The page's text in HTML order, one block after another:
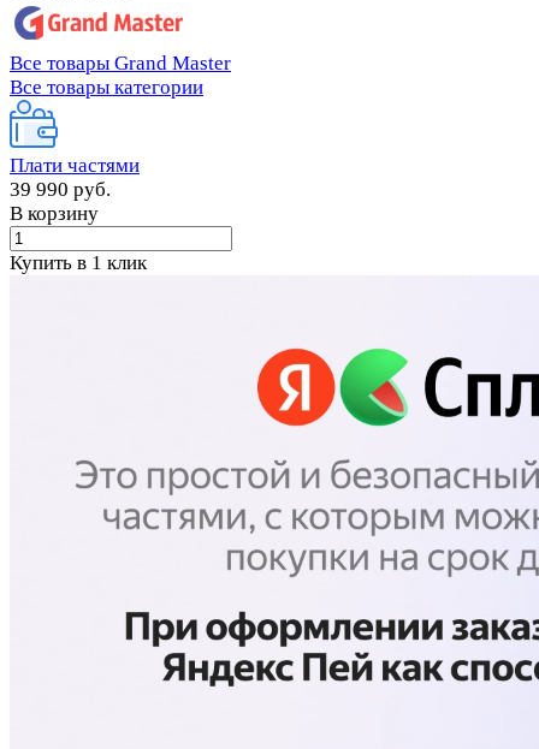
Все товары Grand Master
Все товары категории
Плати частями
39 990 руб.
В корзину
Купить в 1 клик